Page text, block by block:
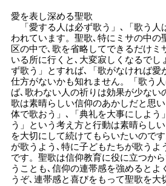
愛を表し深める聖歌
「愛する人は必ず歌う」､「歌う人
われています。聖歌､特にミサの中の
区の中で､歌を省略してできるだけミ
いる所に行くと､大変寂しくなるでし
ず歌う」とすれば､「歌がなければ愛
仕方がないかも知れません。「歌う
ば､歌わない人の祈りは効果が少ない
歌は素晴らしい信仰のあかしだと思
体で歌おう」､「典礼を大事にしよう
う」という考え方と行動は素晴らし
を大切にして続けてもらいたいので
が歌うよう､特に子どもたちが歌うよ
です。聖歌は信仰教育に役に立つか
うことも､信仰の連帯感を強めるとよ
うぞ､連帯感と喜びをもって聖歌を大